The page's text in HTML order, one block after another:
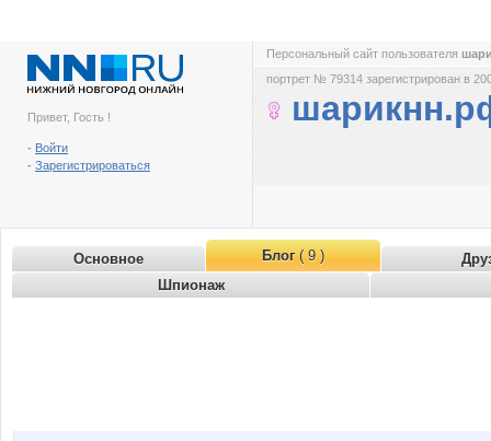
Привет, Гость !
- Войти
- Зарегистрироваться
Персональный сайт пользователя
портрет № 79314 зарегистрирован в
Основное Блог( 9 )
Шпионаж